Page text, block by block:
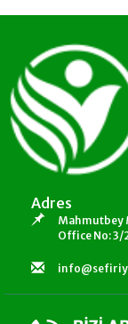
Adres
Mahmutbey
Office No: 3/